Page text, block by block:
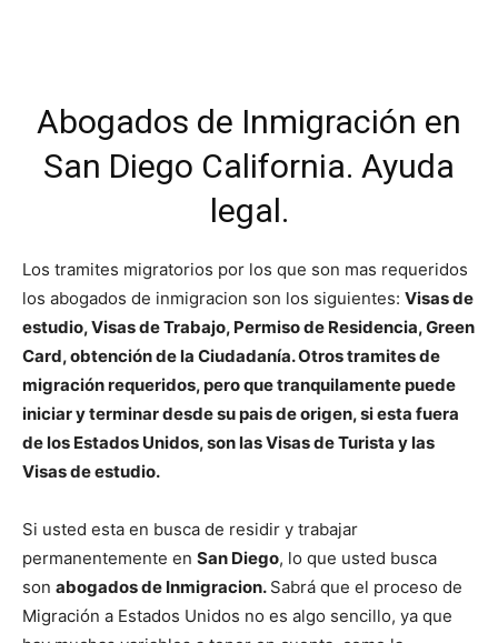
Abogados de Inmigración en
San Diego California. Ayuda
legal.
Los tramites migratorios por los que son mas requeridos
los abogados de inmigracion son los siguientes: Visas de
estudio, Visas de Trabajo, Permiso de Residencia, Green
Card, obtención de la Ciudadanía. Otros tramites de
migración requeridos, pero que tranquilamente puede
iniciar y terminar desde su pais de origen, si esta fuera
de los Estados Unidos, son las Visas de Turista y las
Visas de estudio.
Si usted esta en busca de residir y trabajar
permanentemente en San Diego, lo que usted busca
son abogados de Inmigracion. Sabrá que el proceso de
Migración a Estados Unidos no es algo sencillo, ya que